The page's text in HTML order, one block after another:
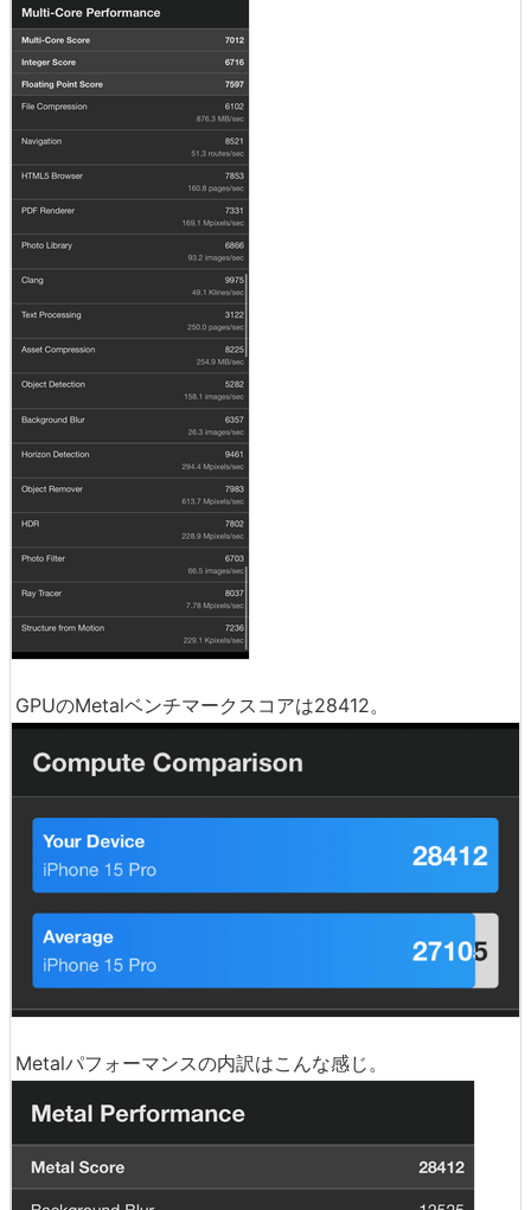
GPUのMetalベンチマークスコアは28412。
Metalパフォーマンスの内訳はこんな感じ。